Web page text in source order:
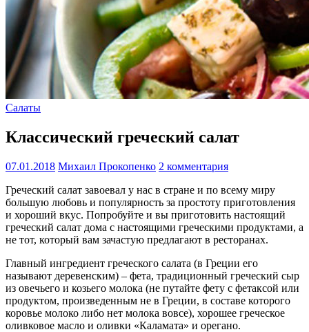
Салаты
Классический греческий салат
07.01.2018 Михаил Прокопенко 2 комментария
Греческий салат завоевал у нас в стране и по всему миру
большую любовь и популярность за простоту приготовления
и хороший вкус. Попробуйте и вы приготовить настоящий
греческий салат дома с настоящими греческими продуктами, а
не тот, который вам зачастую предлагают в ресторанах.
Главный ингредиент греческого салата (в Греции его
называют деревенским) – фета, традиционный греческий сыр
из овечьего и козьего молока (не путайте фету с фетаксой или
продуктом, произведенным не в Греции, в составе которого
коровье молоко либо нет молока вовсе), хорошее греческое
оливковое масло и оливки «Каламата» и орегано.